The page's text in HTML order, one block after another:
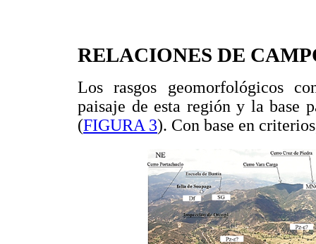
RELACIONES DE
Los rasgos geomorfológicos
paisaje de esta región y la base
(FIGURA 3). Con base en